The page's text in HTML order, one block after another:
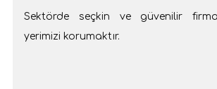
Sektörde seçkin ve güvenilir
yerimizi korumaktır.